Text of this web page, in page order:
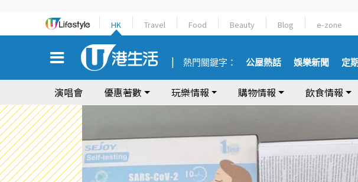
HK Travel Food Beauty Blog e-zone
熱門關鍵字： 公屋熱話 娛樂新聞 定
演唱會 優惠著數 玩樂情報 購物情報 飲食情報